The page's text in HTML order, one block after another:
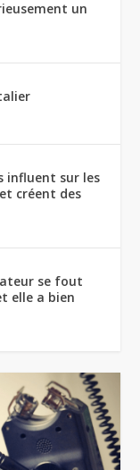
un
influent sur les
créent des
se fout
elle a bien